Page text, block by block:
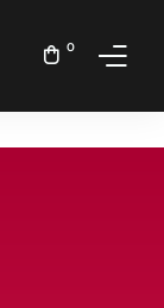
0